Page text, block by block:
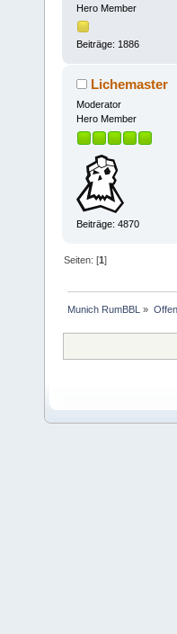
Hero Member
Beiträge: 1886
Lichemaster
Moderator
Hero Member
Beiträge: 4870
Seiten: [1]
Munich RumBBL »